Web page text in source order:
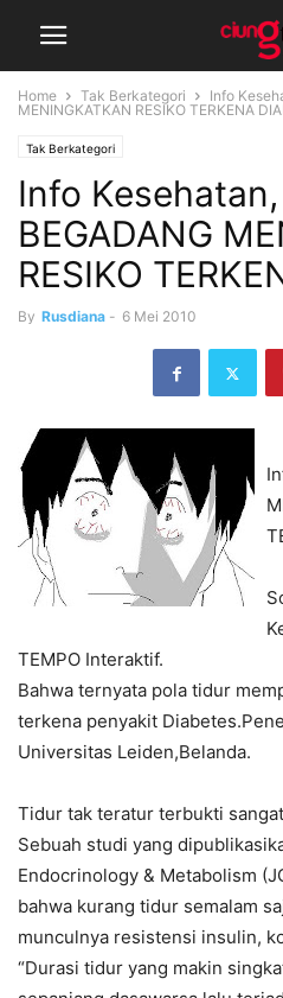
Home Tak Berkategori
Info
MENINGKATKAN RESIKO TERKENA
Tak Berkategori
Info
BEGADANG
RESIKO
By Rusdiana - 6 Mei 2010
TEMPO Interaktif.
Bahwa ternyata pola tidur
terkena penyakit
Universitas Leiden,Belanda.
Tidur tak teratur terbukti
Sebuah studi yang
Endocrinology & Metabolism
bahwa kurang tidur semalam
munculnya resistensi insulin,
“Durasi tidur yang makin